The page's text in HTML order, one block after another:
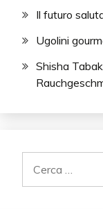
Il futuro
Ugolini
Shisha
per: